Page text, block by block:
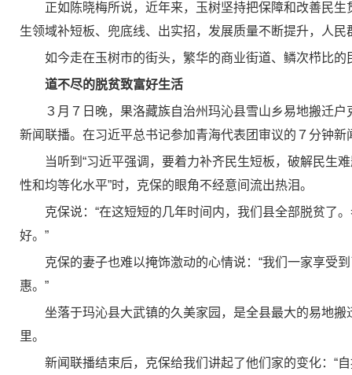
正如陈晓梅所说，近年来，玉树坚持把保障和改善民
生领域补短板、兜底线、出实招，发展质量不断提升，人
如今走在玉树市的街头，繁华的商业街道、鳞次栉比
道不尽的脱贫致富好生活
３月７日晚，果洛藏族自治州玛沁县雪山乡易地搬迁
新闻联播。在习近平总书记参加青海代表团审议的７分钟
当听到“习近平强调，要着力补齐民生短板，破解民生
性和均等化水平”时，克保的眼角不经意间流出热泪。
克保说：“在这短短的几年时间内，我们县全部脱贫了
好。”
克保的妻子也难以掩饰激动的心情说：“我们一家享受
惠。”
坐落于玛沁县大武镇的久美家园，是全县最大的易地
里。
新闻联播结束后，克保给我们讲起了他们家的变化：“